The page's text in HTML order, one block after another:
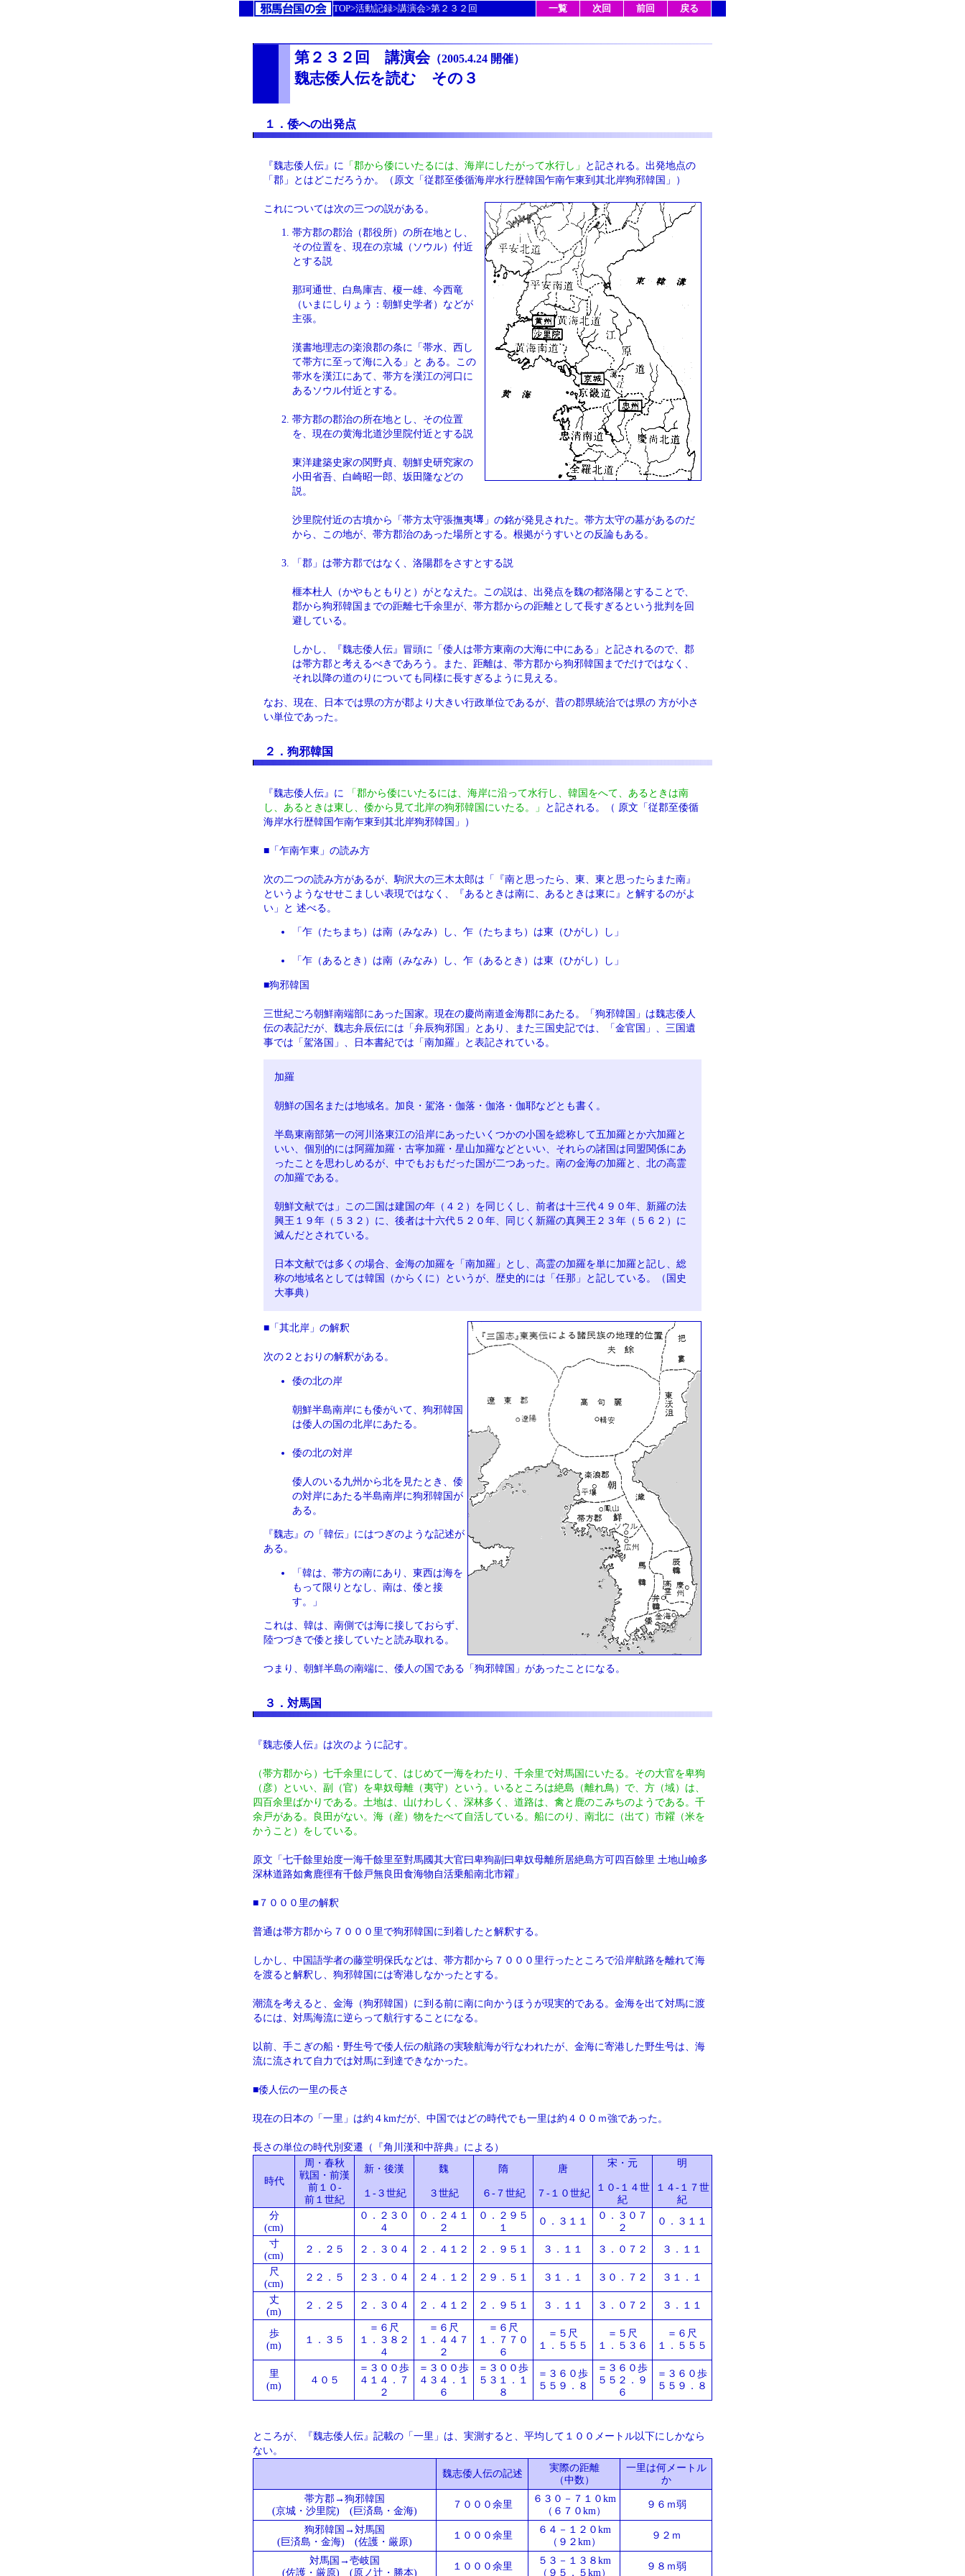
TOP>活動記録>講演会>第２３２回 一覧 次回 前回 戻る
第２３２回 講演会（2005.4.24 開催）
魏志倭人伝を読む その３
１．倭への出発点
『魏志倭人伝』に 「郡から倭にいたるには、海岸にしたがって水行し」
と記される。出発地点の
「郡」とはどこだろうか。（原文「従郡至倭循海岸水行歴韓国乍南乍東到其北岸狗邪韓国」）
これについては次の三つの説がある。
帯方郡の郡治（郡役所）の所在地とし、
その位置を、現在の京城（ソウル）付近
とする説
那珂通世、白鳥庫吉、榎一雄、今西竜
（いまにしりょう：朝鮮史学者）などが
主張。
漢書地理志の楽浪郡の条に「帯水、西し
て帯方に至って海に入る」と ある。この
帯水を漢江にあて、帯方を漢江の河口に
あるソウル付近とする。
帯方郡の郡治の所在地とし、その位置
を、現在の黄海北道沙里院付近とする説
東洋建築史家の関野貞、朝鮮史研究家の
小田省吾、白崎昭一郎、坂田隆などの
説。
沙里院付近の古墳から「帯方太守張撫夷
」の銘が発見された。帯方太守の墓があるのだ
から、この地が、帯方郡治のあった場所とする。根拠がうすいとの反論もある。
「郡」は帯方郡ではなく、洛陽郡をさすとする説
榧本杜人（かやもともりと）がとなえた。この説は、出発点を魏の都洛陽とすることで、
郡から狗邪韓国までの距離七千余里が、帯方郡からの距離として長すぎるという批判を回
避している。
しかし、『魏志倭人伝』冒頭に「倭人は帯方東南の大海に中にある」と記されるので、郡
は帯方郡と考えるべきであろう。また、距離は、帯方郡から狗邪韓国までだけではなく、
それ以降の道のりについても同様に長すぎるように見える。
なお、現在、日本では県の方が郡より大きい行政単位であるが、昔の郡県統治では県の 方が小さ
い単位であった。
２．狗邪韓国
『魏志倭人伝』に
「郡から倭にいたるには、海岸に沿って水行し、韓国をへて、あるときは南
し、あるときは東し、倭から見て北岸の狗邪韓国にいたる。」
と記される。（ 原文「従郡至倭循
海岸水行歴韓国乍南乍東到其北岸狗邪韓国」）
■「乍南乍東」の読み方
次の二つの読み方があるが、駒沢大の三木太郎は「『南と思ったら、東、東と思ったらまた南』
というようなせせこましい表現ではなく、『あるときは南に、あるときは東に』と解するのがよ
い」と 述べる。
「乍（たちまち）は南（みなみ）し、乍（たちまち）は東（ひがし）し」
「乍（あるとき）は南（みなみ）し、乍（あるとき）は東（ひがし）し」
■狗邪韓国
三世紀ごろ朝鮮南端部にあった国家。現在の慶尚南道金海郡にあたる。「狗邪韓国」は魏志倭人
伝の表記だが、魏志弁辰伝には「弁辰狗邪国」とあり、また三国史記では、「金官国」、三国遺
事では「駕洛国」、日本書紀では「南加羅」と表記されている。
加羅
朝鮮の国名または地域名。加良・駕洛・伽落・伽洛・伽耶などとも書く。
半島東南部第一の河川洛東江の沿岸にあったいくつかの小国を総称して五加羅とか六加羅と
いい、個別的には阿羅加羅・古寧加羅・星山加羅などといい、それらの諸国は同盟関係にあ
ったことを思わしめるが、中でもおもだった国が二つあった。南の金海の加羅と、北の高霊
の加羅である。
朝鮮文献では」この二国は建国の年（４２）を同じくし、前者は十三代４９０年、新羅の法
興王１９年（５３２）に、後者は十六代５２０年、同じく新羅の真興王２３年（５６２）に
滅んだとされている。
日本文献では多くの場合、金海の加羅を「南加羅」とし、高霊の加羅を単に加羅と記し、総
称の地域名としては韓国（からくに）というが、歴史的には「任那」と記している。（国史
大事典）
■「其北岸」の解釈
次の２とおりの解釈がある。
倭の北の岸
朝鮮半島南岸にも倭がいて、狗邪韓国
は倭人の国の北岸にあたる。
倭の北の対岸
倭人のいる九州から北を見たとき、倭
の対岸にあたる半島南岸に狗邪韓国が
ある。
『魏志』の「韓伝」にはつぎのような記述が
ある。
「韓は、帯方の南にあり、東西は海を
もって限りとなし、南は、倭と接
す。」
これは、韓は、南側では海に接しておらず、
陸つづきで倭と接していたと読み取れる。
つまり、朝鮮半島の南端に、倭人の国である「狗邪韓国」があったことになる。
３．対馬国
『魏志倭人伝』は次のように記す。
（帯方郡から）七千余里にして、はじめて一海をわたり、千余里で対馬国にいたる。その大官を卑狗
（彦）といい、副（官）を卑奴母離（夷守）という。いるところは絶島（離れ鳥）で、方（域）は、
四百余里ばかりである。土地は、山けわしく、深林多く、道路は、禽と鹿のこみちのようである。千
余戸がある。良田がない。海（産）物をたべて自活している。船にのり、南北に（出て）市糴（米を
かうこと）をしている。
原文「七千餘里始度一海千餘里至對馬國其大官曰卑狗副曰卑奴母離所居絶島方可四百餘里 土地山嶮多
深林道路如禽鹿徑有千餘戸無良田食海物自活乗船南北市糴」
■７０００里の解釈
普通は帯方郡から７０００里で狗邪韓国に到着したと解釈する。
しかし、中国語学者の藤堂明保氏などは、帯方郡から７０００里行ったところで沿岸航路を離れて海
を渡ると解釈し、狗邪韓国には寄港しなかったとする。
潮流を考えると、金海（狗邪韓国）に到る前に南に向かうほうが現実的である。金海を出て対馬に渡
るには、対馬海流に逆らって航行することになる。
以前、手こぎの船・野生号で倭人伝の航路の実験航海が行なわれたが、金海に寄港した野生号は、海
流に流されて自力では対馬に到達できなかった。
■倭人伝の一里の長さ
現在の日本の「一里」は約４kmだが、中国ではどの時代でも一里は約４００ｍ強であった。
長さの単位の時代別変遷（『角川漢和中辞典』による）
時代
周・春秋
戦国・前漢
前１０-
前１世紀
新・後漢
１-３世紀
魏
３世紀
隋
６-７世紀
唐
７-１０世紀
宋・元
１０-１４世
紀
明
１４-１７世
紀
分
(cm)
０．２３０
４
０．２４１
２
０．２９５
１
０．３１１
０．３０７
２
０．３１１
寸
(cm)
２．２５ ２．３０４ ２．４１２ ２．９５１ ３．１１ ３．０７２ ３．１１
尺
(cm)
２２．５ ２３．０４ ２４．１２ ２９．５１ ３１．１ ３０．７２ ３１．１
丈
(m)
２．２５ ２．３０４ ２．４１２ ２．９５１ ３．１１ ３．０７２ ３．１１
歩
(m)
１．３５
＝６尺
１．３８２
４
＝６尺
１．４４７
２
＝６尺
１．７７０
６
＝５尺
１．５５５
＝５尺
１．５３６
＝６尺
１．５５５
里
(m)
４０５
＝３００歩
４１４．７
２
＝３００歩
４３４．１
６
＝３００歩
５３１．１
８
＝３６０歩
５５９．８
＝３６０歩
５５２．９
６
＝３６０歩
５５９．８
ところが、『魏志倭人伝』記載の「一里」は、実測すると、平均して１００メートル以下にしかなら
ない。
魏志倭人伝の記述
実際の距離
（中数）
一里は何メートル
か
帯方郡→狗邪韓国
(京城・沙里院) (巨済島・金海)
７０００余里
６３０－７１０km
（６７０km）
９６ｍ弱
狗邪韓国→対馬国
(巨済島・金海) (佐護・厳原)
１０００余里
６４－１２０km
（９２km）
９２ｍ
対馬国→壱岐国
(佐護・厳原) (原ノ辻・勝本)
１０００余里
５３－１３８km
（９５．５km）
９８ｍ弱